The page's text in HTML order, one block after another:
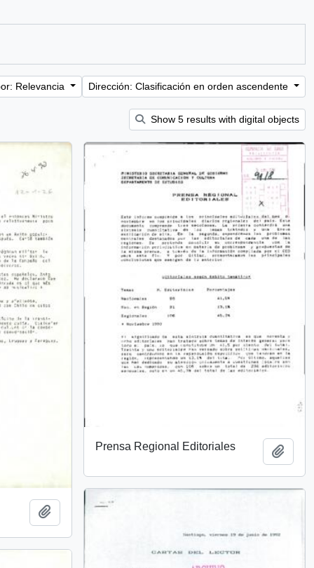
Relevancia Dirección: Clasificación en orden ascendente
Show 5 results with digital objects
Añadir al portapapeles
Prensa Regional Editoriales